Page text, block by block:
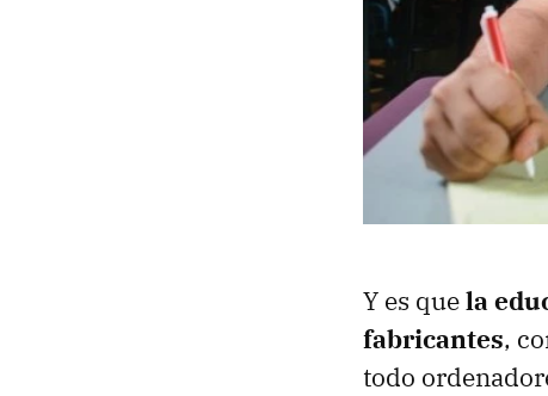
Y es quela
fabricantes,
todo